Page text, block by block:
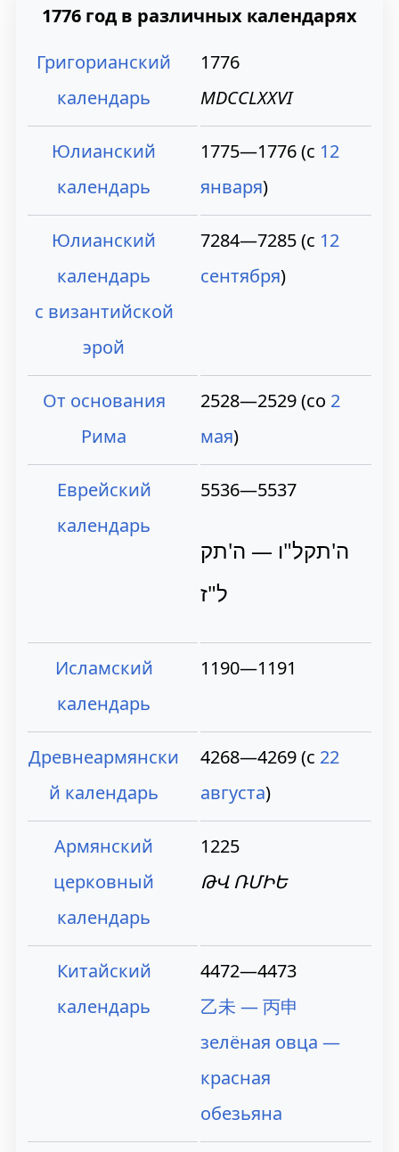
1776 год в различных календарях
Григорианский
календарь
1776
MDCCLXXVI
Юлианский
календарь
1775—1776 (с 12
января)
Юлианский
календарь
с византийской
эрой
7284—7285 (с 12
сентября)
От основания
Рима
2528—2529 (со 2
мая)
Еврейский
календарь
5536—5537
ה'תקל"ו — ה'תק
ל"ז
Исламский
календарь
1190—1191
Древнеармянски
й календарь
4268—4269 (с 22
августа)
Армянский
церковный
календарь
1225
ԹՎ ՌՄԻԵ
Китайский
календарь
4472—4473
乙未 — 丙申
зелёная овца —
красная
обезьяна